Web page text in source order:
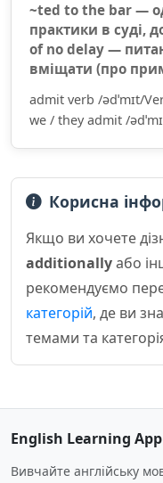
~ted to the bar —
практики в суді,
of no delay —
вміщати (про
admit verb /ədˈmɪt/
we / they admit /
Корисна
Якщо ви хочете
additionallyабо
рекомендуємо
категорій, де ви
темами та
English Learning App
Вивчайте англійську